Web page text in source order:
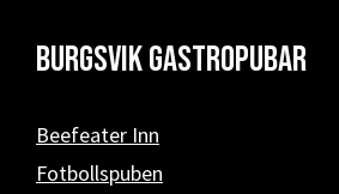
Burgsvik Gastropubar
Beefeater Inn
Fotbollspuben